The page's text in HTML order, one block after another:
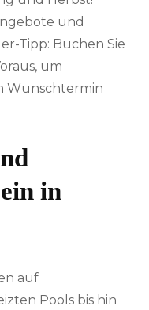
und
Tipp: Buchen Sie
um
Wunschtermin
in
auf
Pools bis hin